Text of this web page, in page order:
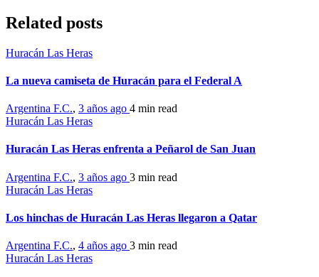
Related posts
Huracán Las Heras
La nueva camiseta de Huracán para el Federal A
Argentina F.C., 3 años ago 4 min read
Huracán Las Heras
Huracán Las Heras enfrenta a Peñarol de San Juan
Argentina F.C., 3 años ago 3 min read
Huracán Las Heras
Los hinchas de Huracán Las Heras llegaron a Qatar
Argentina F.C., 4 años ago 3 min read
Huracán Las Heras